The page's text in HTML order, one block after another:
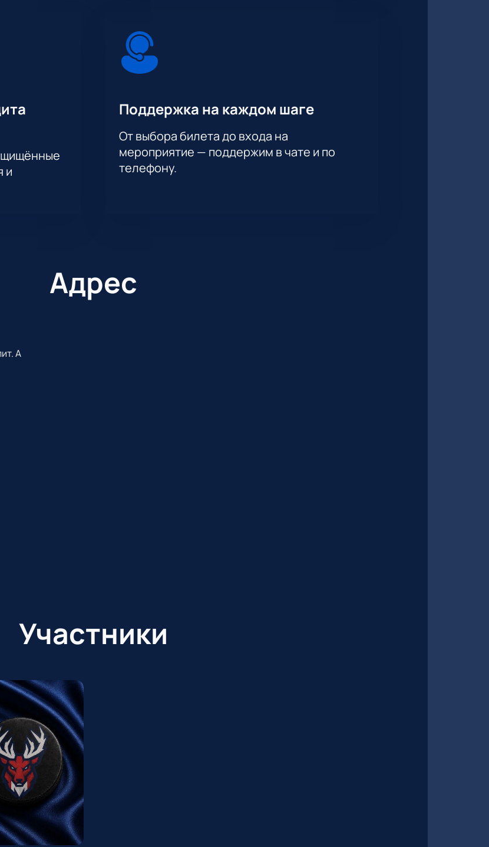
и
Поддержка на каждом шаге
От выбора билета до входа на
мероприятие — поддержим в чате и по
телефону.
Адрес
А
Участники